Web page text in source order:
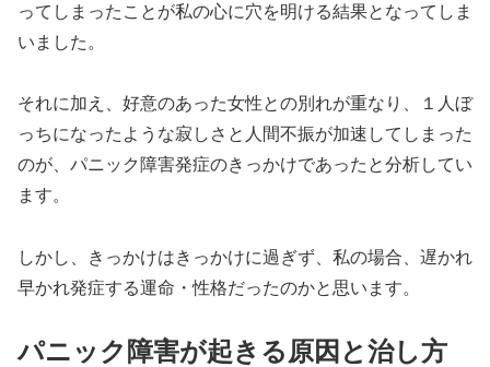
ってしまったことが私の心に穴を明ける結果となってしま
いました。
それに加え、好意のあった女性との別れが重なり、１人ぼ
っちになったような寂しさと人間不振が加速してしまった
のが、パニック障害発症のきっかけであったと分析してい
ます。
しかし、きっかけはきっかけに過ぎず、私の場合、遅かれ
早かれ発症する運命・性格だったのかと思います。
パニック障害が起きる原因と治し方